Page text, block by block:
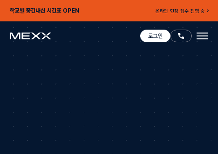
학교별 중간내신 시간표 OPEN 온라인·현장 접수 진행 중
로그인